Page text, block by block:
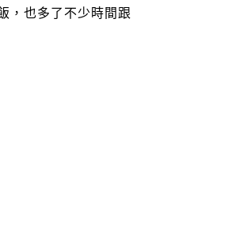
，也多了不少時間跟